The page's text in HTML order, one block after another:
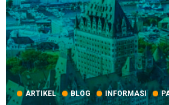
ARTIKEL BLOG INFORMASI